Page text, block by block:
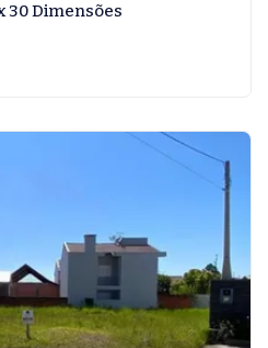
30 Dimensões